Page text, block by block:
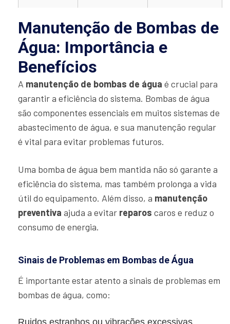
Manutenção de Bombas de
Água: Importância e
Benefícios
A manutenção de bombas de água é crucial para
garantir a eficiência do sistema. Bombas de água
são componentes essenciais em muitos sistemas de
abastecimento de água, e sua manutenção regular
é vital para evitar problemas futuros.
Uma bomba de água bem mantida não só garante a
eficiência do sistema, mas também prolonga a vida
útil do equipamento. Além disso, a manutenção
preventiva ajuda a evitar reparos caros e reduz o
consumo de energia.
Sinais de Problemas em Bombas de Água
É importante estar atento a sinais de problemas em
bombas de água, como: